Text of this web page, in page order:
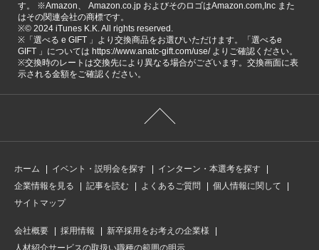
す。 ※Amazon、 Amazon.co.jp およびそのロゴはAmazon.com,Inc また
はその関連会社の商標です。
※©️ 2024 iTunes K.K. All rights reserved.
※「選べる e GIFT 」より交換商品をお選びいただけます。「選べるe
GIFT 」については https://www.anatc-gift.com/use/ よりご確認ください。
※交換時のレートは交換先により異なる場合がございます。交換画面に表
示される金額をご確認ください。
ホーム イベント・説明会を探す
インターン・本選考を探す
企業情報を見る
記事を読む よくあるご質問
個人情報に関して
サイトマップ
会社概要 採用情報
新卒採用をお考えの企業様
人材紹介サービスの取扱い職種の範囲の明示